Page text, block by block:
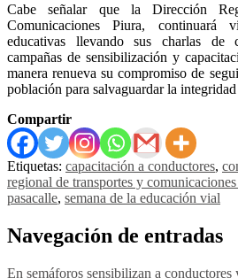
Cabe señalar que la Dirección
Comunicaciones Piura, continuará
educativas llevando sus charlas de
campañas de sensibilización y
manera renueva su compromiso de
población para salvaguardar la
Compartir
Etiquetas: capacitación a conductores,
regional de transportes y
pasacalle, semana de la educación vial
Navegación de entradas
En semáforos sensibilizan a conductores